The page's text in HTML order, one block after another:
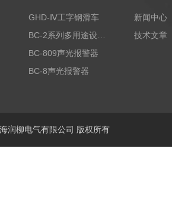
GHD-Ⅳ工字钢滑车
BC-809声光报警器
BC-8声光报警器
新闻中心
技术文章
润柳电气有限公司 版权所有